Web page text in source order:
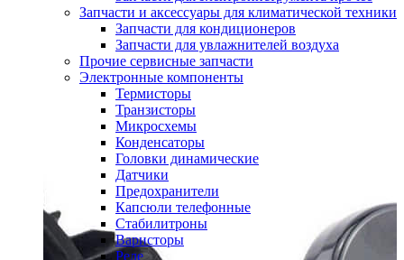
Запчасти и аксессуары для климатической техники
Запчасти для кондиционеров
Запчасти для увлажнителей воздуха
Прочие сервисные запчасти
Электронные компоненты
Термисторы
Транзисторы
Микросхемы
Конденсаторы
Головки динамические
Датчики
Предохранители
Капсюли телефонные
Стабилитроны
Варисторы
Реле